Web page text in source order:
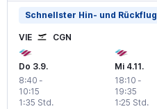
Schnellster Hin- und Rückflug
VIE CGN
Do 3.9.
8:40 -
10:15
1:35 Std.
Mi 4.11.
18:10 -
19:35
1:25 Std.